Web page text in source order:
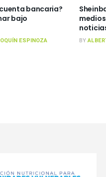
bancaria?
bajo
ESPINOZA BY